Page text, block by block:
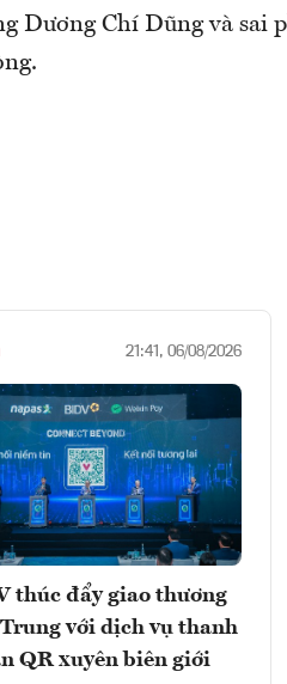
Dương Chí Dũng và sai
21:41, 06/08/2026
thúc đẩy giao thương
với dịch vụ thanh
QR xuyên biên giới